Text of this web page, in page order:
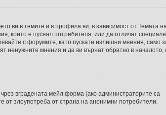
ви в темите и в профила ви, в зависимост от Темата
които е пуснал потребителя, или да отличат
с форумите, като пускате излишни мнения, само
ненужните мнения и да ви върнат обратно в началото,
вградената мейл форма (ако администраторите са
от злоупотреба от страна на анонимни потребители.